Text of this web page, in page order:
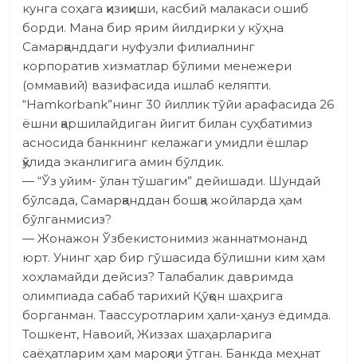
кунга соҳага қизиқиши, касбий малакаси ошиб
борди. Мана бир ярим йилдирки у кўҳна
Самарқанддаги нуфузли филиалнинг
корпоратив хизматлар бўлими менежери
(оммавий) вазифасида ишлаб келяпти.
“Hamkorbank”нинг 30 йиллик тўйи арафасида 26
ёшни қаршилайдиган йигит билан суҳбатимиз
асносида банкнинг келажаги умидли ёшлар
қўлида эканлигига амин бўлдик.
— “Ўз уйим- ўлан тўшагим” дейишади. Шундай
бўлсада, Самарқанддан бошқа жойларда ҳам
бўлганмисиз?
— Жонажон Ўзбекистонимиз жаннатмонанд
юрт. Унинг ҳар бир гўшасида бўлишни ким ҳам
хоҳламайди дейсиз? Талабалик давримда
олимпиада сабаб тарихий Қўқон шаҳрига
борганман. Таассуротларим ҳали-ҳануз ёдимда.
Тошкент, Навоий, Жиззах шаҳарларига
саёҳатларим ҳам мароқли ўтган. Банкда меҳнат